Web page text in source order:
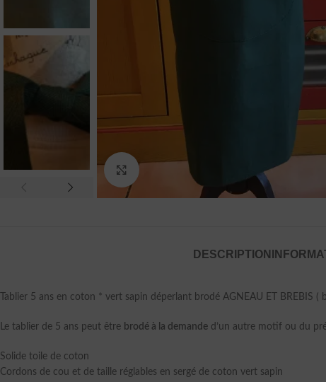
DESCRIPTION
Tablier 5 ans en coton * vert sapin déperlant brodé AGNEAU ET
Le tablier de 5 ans peut être brodé à la demande d’un autre motif ou du
Solide toile de coton
Cordons de cou et de taille réglables en sergé de coton vert sapin